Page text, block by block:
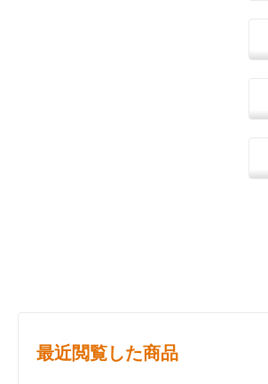
最近閲覧した商品